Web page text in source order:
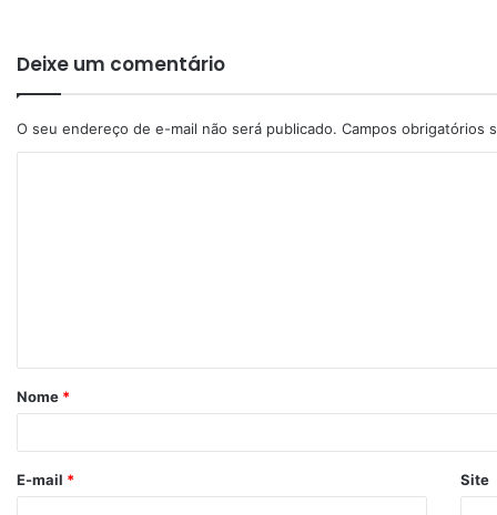
Deixe um comentário
O seu endereço de e-mail não será publicado. Campos obrigatórios
Nome *
E-mail * Site